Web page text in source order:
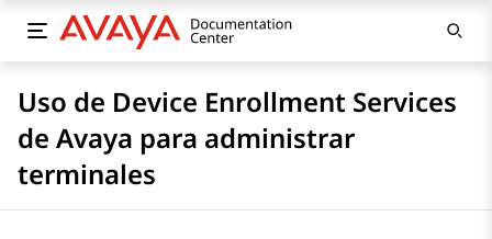
Uso de Device Enrollment Services
de Avaya para administrar
terminales